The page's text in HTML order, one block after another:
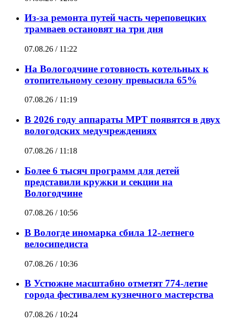
Из-за ремонта путей часть череповецких
трамваев остановят на три дня
07.08.26 / 11:22
На Вологодчине готовность котельных к
отопительному сезону превысила 65%
07.08.26 / 11:19
В 2026 году аппараты МРТ появятся в двух
вологодских медучреждениях
07.08.26 / 11:18
Более 6 тысяч программ для детей
представили кружки и секции на
Вологодчине
07.08.26 / 10:56
В Вологде иномарка сбила 12-летнего
велосипедиста
07.08.26 / 10:36
В Устюжне масштабно отметят 774-летие
города фестивалем кузнечного мастерства
07.08.26 / 10:24